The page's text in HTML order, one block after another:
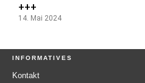
+++
14. Mai 2024
INFORMATIVES
Kontakt